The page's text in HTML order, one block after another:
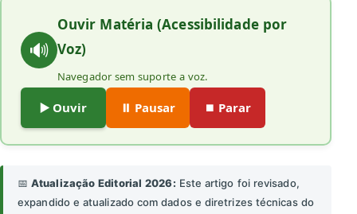
🔊
Ouvir Matéria (Acessibilidade por
Voz)
Navegador sem suporte a voz.
▶️ Ouvir ⏸️ Pausar ⏹️ Parar
📅Atualização Editorial 2026: Este artigo foi revisado,
expandido e atualizado com dados e diretrizes técnicas do